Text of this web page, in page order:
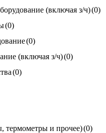
(включая з/ч)(0)
(0)
(0)
(включая з/ч)(0)
(0)
и прочее)(0)